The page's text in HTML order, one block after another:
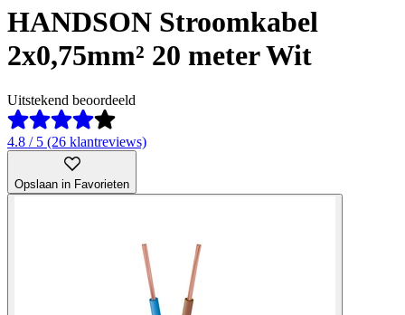
HANDSON Stroomkabel
2x0,75mm² 20 meter Wit
Uitstekend beoordeeld
4.8 / 5 (26 klantreviews)
Opslaan in Favorieten